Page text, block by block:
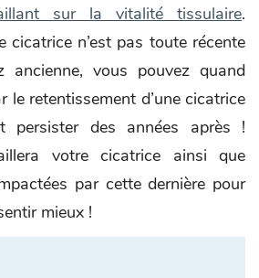
sur la vitalité tissulaire.
cicatrice n’est pas toute récente
ancienne, vous pouvez quand
le retentissement d’une cicatrice
persister des années après !
votre cicatrice ainsi que
par cette dernière pour
mieux !